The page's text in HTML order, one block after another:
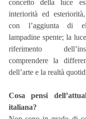
concetto della luce
interiorità ed
con l’aggiunta di
lampadine spente; la
riferimento
comprendere la
dell’arte e la realtà
Cosa pensi
italiana?